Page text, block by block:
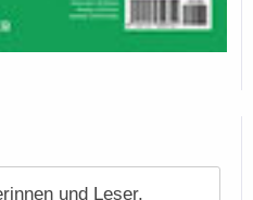
und Leser,